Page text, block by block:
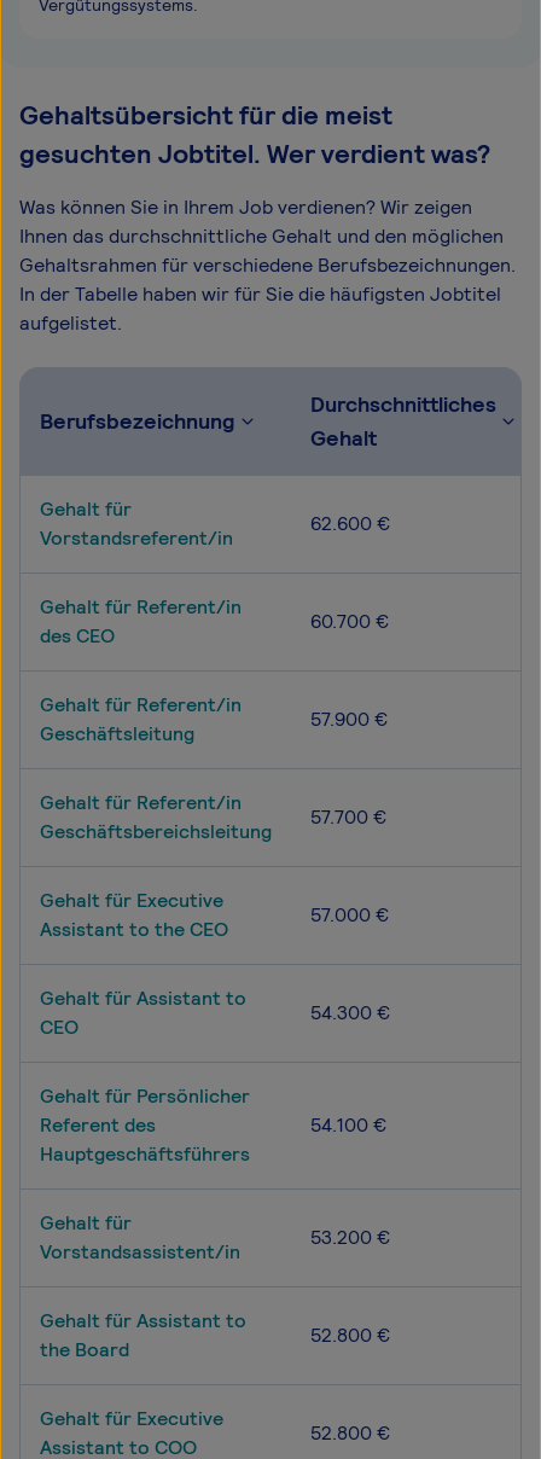
Vergütungssystems.
Gehaltsübersicht für die meist
gesuchten Jobtitel. Wer verdient was?
Was können Sie in Ihrem Job verdienen? Wir zeigen
Ihnen das durchschnittliche Gehalt und den möglichen
Gehaltsrahmen für verschiedene Berufsbezeichnungen.
In der Tabelle haben wir für Sie die häufigsten Jobtitel
aufgelistet.
Berufsbezeichnung
Durchschnittliches
Gehalt
Gehalt für
Vorstandsreferent/in
62.600 €
Gehalt für Referent/in
des CEO
60.700 €
Gehalt für Referent/in
Geschäftsleitung
57.900 €
Gehalt für Referent/in
Geschäftsbereichsleitung
57.700 €
Gehalt für Executive
Assistant to the CEO
57.000 €
Gehalt für Assistant to
CEO
54.300 €
Gehalt für Persönlicher
Referent des
Hauptgeschäftsführers
54.100 €
Gehalt für
Vorstandsassistent/in
53.200 €
Gehalt für Assistant to
the Board
52.800 €
Gehalt für Executive
Assistant to COO
52.800 €